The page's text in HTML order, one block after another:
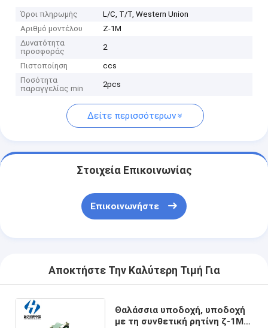
Όροι πληρωμής
L/C, T/T, Western Union
Αριθμό μοντέλου
Ζ-1M
Δυνατότητα
προσφοράς
2
Πιστοποίηση
ccs
Ποσότητα
παραγγελίας min
2pcs
Δείτε περισσότερων
Στοιχεία Επικοινωνίας
Επικοινωνήστε
Αποκτήστε Την Καλύτερη Τιμή Για
Θαλάσσια υποδοχή, υποδοχή
με τη συνθετική ρητίνη ζ-1M